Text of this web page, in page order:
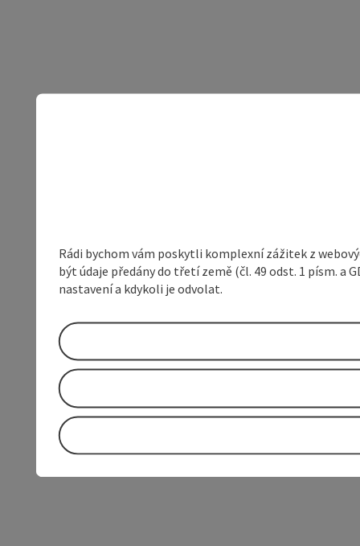
Rádi bychom vám poskytli komplexní zážitek z
být údaje předány do třetí země (čl. 49 odst. 1 písm.
nastavení a kdykoli je odvolat.